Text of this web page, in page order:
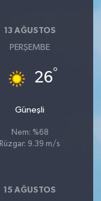
13 AĞUSTOS
PERŞEMBE
26°
Güneşli
Nem: %68
Rüzgar: 9.39 m/s
15 AĞUSTOS